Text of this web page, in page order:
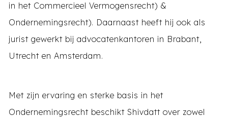
in het Commercieel Vermogensrecht) &
Ondernemingsrecht). Daarnaast heeft hij ook als
jurist gewerkt bij advocatenkantoren in Brabant,
Utrecht en Amsterdam.
Met zijn ervaring en sterke basis in het
Ondernemingsrecht beschikt Shivdatt over zowel